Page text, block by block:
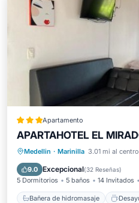
Apartamento
APARTAHOTEL EL
Medellin · Marinilla 3.01 mi al centro
9.0 Excepcional(32 Reseñas)
5 Dormitorios 5 baños 14 Invitados
Bañera de hidromasaje
Bañera de hidromasaje
Aparcamiento